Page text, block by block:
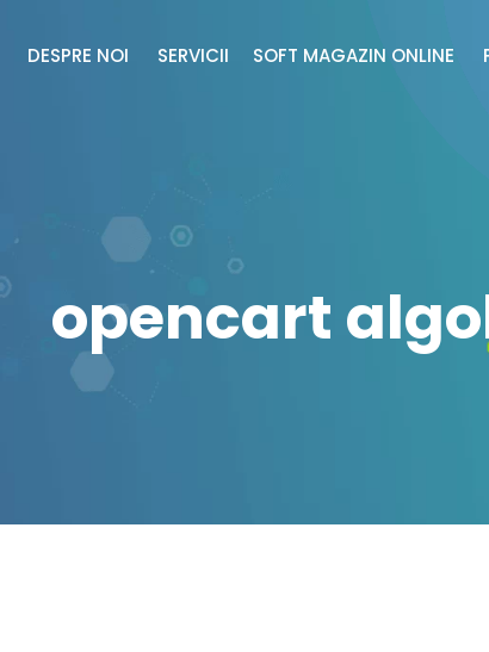
DESPRE NOI SERVICII SOFT MAGAZIN ONLINE
opencart